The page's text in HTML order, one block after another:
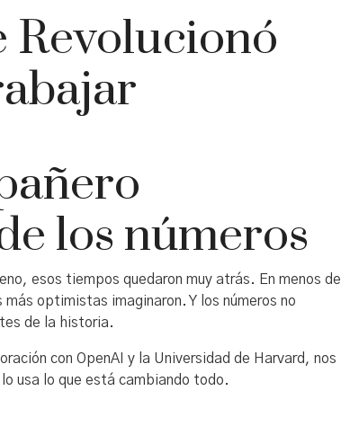
Revolucionó
los números
esos tiempos quedaron muy atrás. En menos de
optimistas imaginaron. Y los números no
de la historia.
con OpenAI y la Universidad de Harvard, nos
lo usa lo que está cambiando todo.